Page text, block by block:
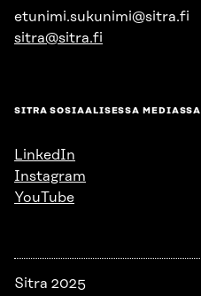
etunimi.sukunimi@sitra.fi
sitra@sitra.fi
SITRA SOSIAALISESSA MEDIASSA
LinkedIn
Instagram
YouTube
Sitra 2025